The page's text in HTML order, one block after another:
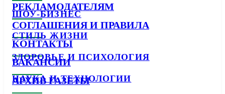
ШОУ-БИЗНЕС
СТИЛЬ ЖИЗНИ
ЗДОРОВЬЕ И ПСИХОЛОГИЯ
НАУКА И ТЕХНОЛОГИИ
РЕКЛАМОДАТЕЛЯМ
СОГЛАШЕНИЯ И ПРАВИЛА
КОНТАКТЫ
ВАКАНСИИ
АРХИВ ГАЗЕТЫ